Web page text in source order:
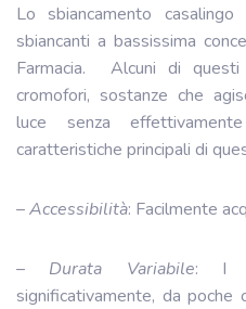
Lo sbiancamento casalingo
sbiancanti a bassissima
Farmacia.
Alcuni di questi
cromofori, sostanze che
luce senza
caratteristiche principali di
–Accessibilità: Facilmente
– Durata Variabile: I
significativamente, da poche